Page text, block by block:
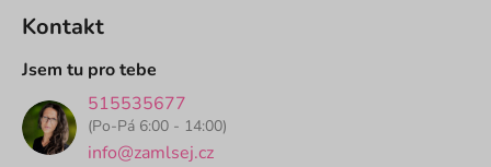
Kontakt
Jsem tu pro tebe
515535677
(Po-Pá 6:00 - 14:00)
info@zamlsej.cz